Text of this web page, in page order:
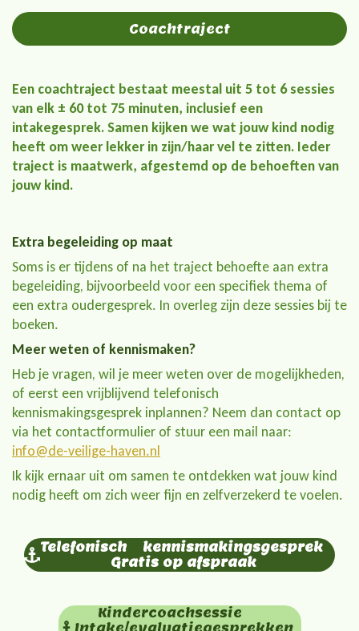
Coachtraject
Een coachtraject bestaat meestal uit 5 tot 6 sessies
van elk ± 60 tot 75 minuten, inclusief een
intakegesprek. Samen kijken we wat jouw kind nodig
heeft om weer lekker in zijn/haar vel te zitten. Ieder
traject is maatwerk, afgestemd op de behoeften van
jouw kind.
Extra begeleiding op maat
Soms is er tijdens of na het traject behoefte aan extra
begeleiding, bijvoorbeeld voor een specifiek thema of
een extra oudergesprek. In overleg zijn deze sessies bij te
boeken.
Meer weten of kennismaken?
Heb je vragen, wil je meer weten over de mogelijkheden,
of eerst een vrijblijvend telefonisch
kennismakingsgesprek inplannen? Neem dan contact op
via het contactformulier of stuur een mail naar:
info@de-veilige-haven.nl
Ik kijk ernaar uit om samen te ontdekken wat jouw kind
nodig heeft om zich weer fijn en zelfverzekerd te voelen.
Telefonisch kennismakingsgesprek
Gratis op afspraak
Kindercoachsessie